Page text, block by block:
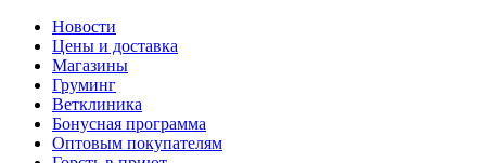
Новости
Цены и доставка
Магазины
Груминг
Ветклиника
Бонусная программа
Оптовым покупателям